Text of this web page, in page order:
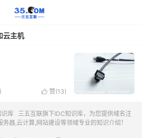
云主机
 赞(13)
识库 三五互联旗下IDC知识库，为您提供域名注
器,云计算,网站建设等领域专业的知识介绍！